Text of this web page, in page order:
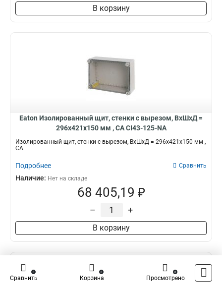
В корзину
Eaton Изолированный щит, стенки с вырезом, ВхШхД =
296x421x150 мм , СА CI43-125-NA
Изолированный щит, стенки с вырезом, ВхШхД = 296x421x150 мм ,
СА
Подробнее Сравнить
Наличие: Нет на складе
68 405,19 ₽
– +
В корзину
Сравнить
0
Корзина
0
Просмотрено
0